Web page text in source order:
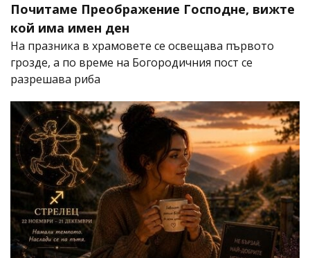
Почитаме Преображение Господне, вижте
кой има имен ден
На празника в храмовете се освещава първото
грозде, а по време на Богородичния пост се
разрешава риба